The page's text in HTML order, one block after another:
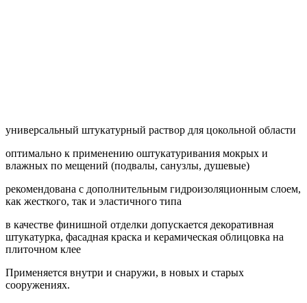
универсальный штукатурный раствор для цокольной области
оптимально к применению оштукатуривания мокрых и
влажных по мещений (подвалы, санузлы, душевые)
рекомендована с дополнительным гидроизоляционным слоем,
как жесткого, так и эластичного типа
в качестве финишной отделки допускается декоративная
штукатурка, фасадная краска и керамическая облицовка на
плиточном клее
Применяется внутри и снаружи, в новых и старых
сооружениях.